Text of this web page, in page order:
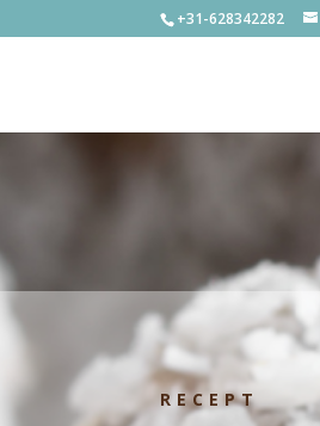
+31-628342282
RECEPT